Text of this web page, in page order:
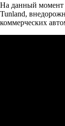
На данный момент
Tunland,
коммерческих